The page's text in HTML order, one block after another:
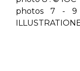
photos 7 - 9